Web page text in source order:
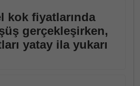
kok fiyatlarında
gerçekleşirken,
yatay ila yukarı